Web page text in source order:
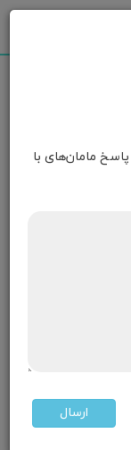
بپرس و کمتر از ۷ دقیقه پاسخ مامان‌های با
ارسال